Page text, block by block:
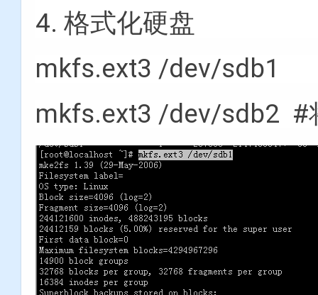
4. 格式化硬盘
mkfs.ext3 /dev/sdb1
mkfs.ext3 /dev/sdb2 #